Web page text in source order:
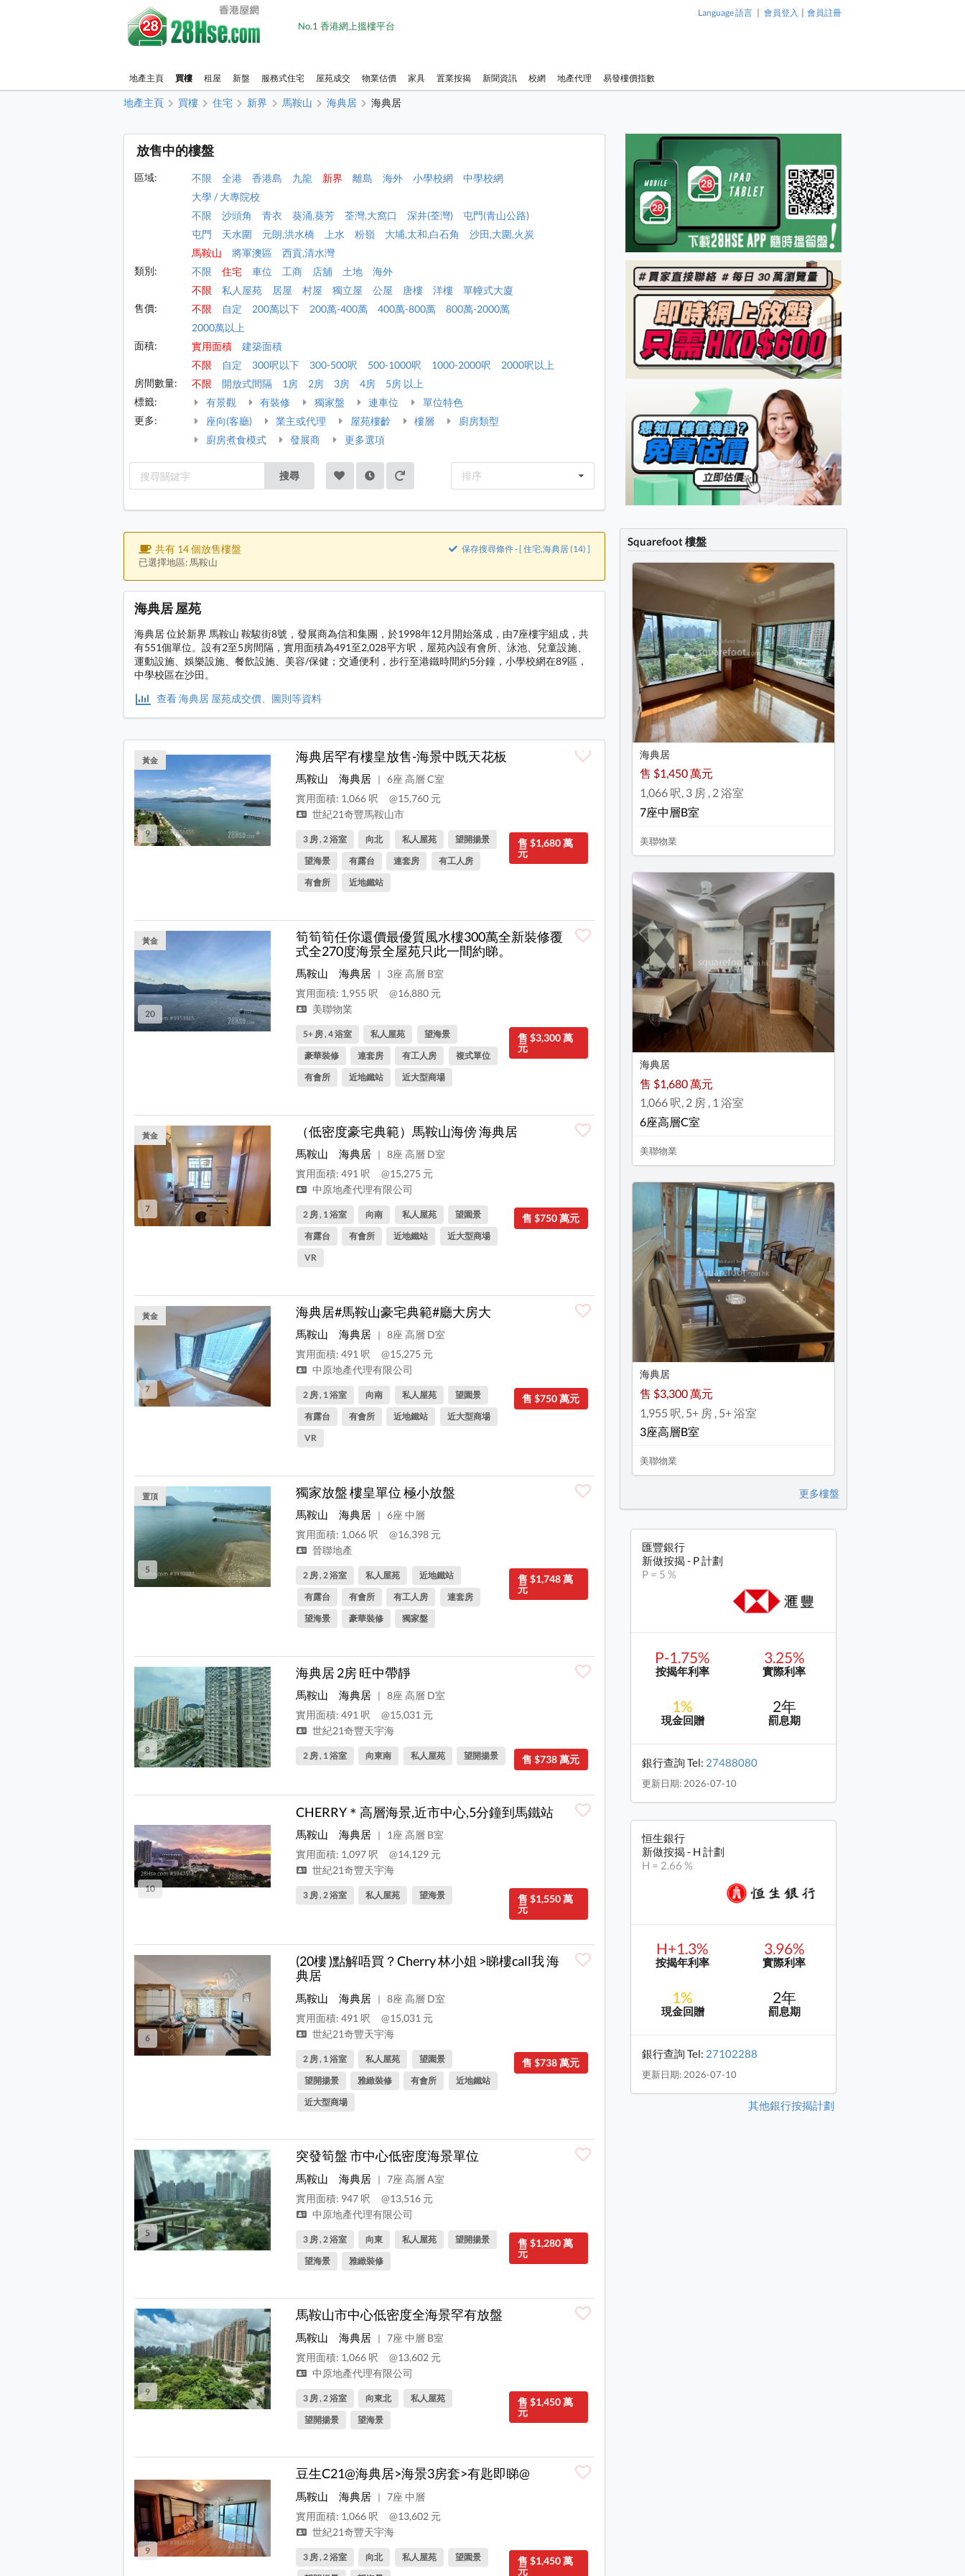
No.1 香港網上搵樓平台
Language 語言 | 會員登入 | 會員註冊
地產主頁 買樓 租屋 新盤 服務式住宅 屋苑成交 物業估價 家具 置業按揭 新聞資訊 校網 地產代理 易發樓價指數
地產主頁 買樓 住宅 新界 馬鞍山 海典居 海典居
放售中的樓盤
區域: 不限 全港 香港島 九龍 新界 離島 海外 小學校網
中學校網
大學 / 大專院校
不限
沙頭角 青衣 葵涌,葵芳 荃灣,大窩口 深井(荃灣)
屯門(青山公路)
屯門
天水圍 元朗,洪水橋 上水 粉嶺 大埔,太和,白石角
沙田,大圍,火炭
馬鞍山
將軍澳區
西貢,清水灣
類別:
不限 住宅 車位 工商 店舖 土地
海外
不限
私人屋苑 居屋 村屋 獨立屋 公屋 唐樓 洋樓
單幢式大廈
售價:
不限 自定 200萬以下 200萬-400萬 400萬-800萬
800萬-2000萬
2000萬以上
面積:
實用面積
建築面積
不限
自定 300呎以下 300-500呎 500-1000呎 1000-2000呎
2000呎以上
房間數量:
不限 開放式間隔 1房 2房 3房 4房
5房 以上
標籤:
有景觀 有裝修 獨家盤 連車位
單位特色
更多:
座向(客廳) 業主或代理 屋苑樓齡 樓層
廚房類型
廚房煮食模式
發展商 更多選項
搜尋 排序
共有 14 個放售樓盤
已選擇地區: 馬鞍山
保存搜尋條件 - [ 住宅,海典居 (14) ]
海典居 屋苑
海典居 位於新界 馬鞍山 鞍駿街8號，發展商為信和集團，於1998年12月開始落成，由7座樓宇組成，共
有551個單位。設有2至5房間隔，實用面積為491至2,028平方呎，屋苑內設有會所、泳池、兒童設施、
運動設施、娛樂設施、餐飲設施、美容/保健；交通便利，步行至港鐵時間約5分鐘，小學校網在89區，
中學校區在沙田。
查看 海典居 屋苑成交價、圖則等資料
9
黃金 海典居罕有樓皇放售-海景中既天花板
馬鞍山 海典居 |
6座 高層 C室
實用面積: 1,066 呎
@15,760 元
世紀21奇豐馬鞍山市
售 $1,680 萬
元
3 房 , 2 浴室 向北 私人屋苑
望開揚景
望海景
有露台 連套房
有工人房
有會所
近地鐵站
20
黃金
筍筍筍任你還價最優質風水樓300萬全新裝修覆
式全270度海景全屋苑只此一間約睇。
馬鞍山 海典居 |
3座 高層 B室
實用面積: 1,955 呎
@16,880 元
美聯物業
售 $3,300 萬
元
5+ 房 , 4 浴室 私人屋苑
望海景
豪華裝修
連套房 有工人房
複式單位
有會所
近地鐵站 近大型商場
7
黃金 （低密度豪宅典範）馬鞍山海傍 海典居
馬鞍山 海典居 |
8座 高層 D室
實用面積: 491 呎
@15,275 元
中原地產代理有限公司
售 $750 萬元
2 房 , 1 浴室 向南 私人屋苑
望園景
有露台
有會所 近地鐵站
近大型商場
VR
7
黃金 海典居#馬鞍山豪宅典範#廳大房大
馬鞍山 海典居 |
8座 高層 D室
實用面積: 491 呎
@15,275 元
中原地產代理有限公司
售 $750 萬元
2 房 , 1 浴室 向南 私人屋苑
望園景
有露台
有會所 近地鐵站
近大型商場
VR
5
置頂 獨家放盤 樓皇單位 極小放盤
馬鞍山 海典居 |
6座 中層
實用面積: 1,066 呎
@16,398 元
晉聯地產
售 $1,748 萬
元
2 房 , 2 浴室 私人屋苑
近地鐵站
有露台
有會所 有工人房
連套房
望海景
豪華裝修 獨家盤
8
海典居 2房 旺中帶靜
馬鞍山 海典居 |
8座 高層 D室
實用面積: 491 呎
@15,031 元
世紀21奇豐天宇海
售 $738 萬元
2 房 , 1 浴室 向東南 私人屋苑 望開揚景
10
CHERRY＊高層海景,近市中心,5分鐘到馬鐵站
馬鞍山 海典居 |
1座 高層 B室
實用面積: 1,097 呎
@14,129 元
世紀21奇豐天宇海
售 $1,550 萬
元
3 房 , 2 浴室 私人屋苑 望海景
6
(20樓 )點解唔買？Cherry 林小姐 >睇樓call我 海
典居
馬鞍山 海典居 |
8座 高層 D室
實用面積: 491 呎
@15,031 元
世紀21奇豐天宇海
售 $738 萬元
2 房 , 1 浴室 私人屋苑
望園景
望開揚景
雅緻裝修 有會所
近地鐵站
近大型商場
5
突發筍盤 市中心低密度海景單位
馬鞍山 海典居 |
7座 高層 A室
實用面積: 947 呎
@13,516 元
中原地產代理有限公司
售 $1,280 萬
元
3 房 , 2 浴室 向東 私人屋苑
望開揚景
望海景
雅緻裝修
9
馬鞍山市中心低密度全海景罕有放盤
馬鞍山 海典居 |
7座 中層 B室
實用面積: 1,066 呎
@13,602 元
中原地產代理有限公司
售 $1,450 萬
元
3 房 , 2 浴室 向東北
私人屋苑
望開揚景
望海景
9
豆生C21@海典居>海景3房套>有匙即睇@
馬鞍山 海典居 |
7座 中層
實用面積: 1,066 呎
@13,602 元
世紀21奇豐天宇海
售 $1,450 萬
元
3 房 , 2 浴室 向北 私人屋苑
望園景
Squarefoot 樓盤
海典居
售 $1,450 萬元
1,066 呎, 3 房 , 2 浴室
7座中層B室
美聯物業
海典居
售 $1,680 萬元
1,066 呎, 2 房 , 1 浴室
6座高層C室
美聯物業
海典居
售 $3,300 萬元
1,955 呎, 5+ 房 , 5+ 浴室
3座高層B室
美聯物業
更多樓盤
匯豐銀行
新做按揭 - P 計劃
P = 5 %
P-1.75%
按揭年利率
3.25%
實際利率
1%
現金回贈
2年
罰息期
銀行查詢 Tel: 27488080
更新日期: 2026-07-10
恒生銀行
新做按揭 - H 計劃
H = 2.66 %
H+1.3%
按揭年利率
3.96%
實際利率
1%
現金回贈
2年
罰息期
銀行查詢 Tel: 27102288
更新日期: 2026-07-10
其他銀行按揭計劃